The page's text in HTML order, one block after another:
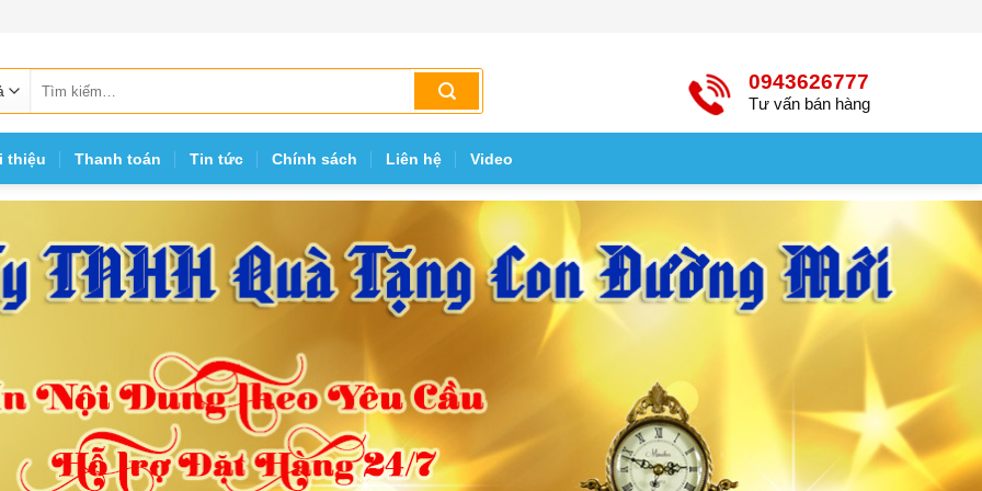
kiếm:
0943626777
Tư vấn bán hàng
thiệu Thanh toán Tin tức Chính sách Liên hệ Video